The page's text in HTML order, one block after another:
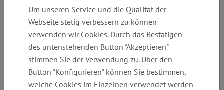
für Familienrecht
Telefon:
+49 (0)
6142563536
E-Mail:
kanzlei@spz-
anwaelte.de
www.spz-
anwaelte.de
Um unseren Service und die Qualität der
Webseite stetig verbessern zu können
verwenden wir Cookies. Durch das Bestätigen
des untenstehenden Button "Akzeptieren"
stimmen Sie der Verwendung zu. Über den
Button "Konfigurieren" können Sie bestimmen,
welche Cookies im Einzelnen verwendet werden